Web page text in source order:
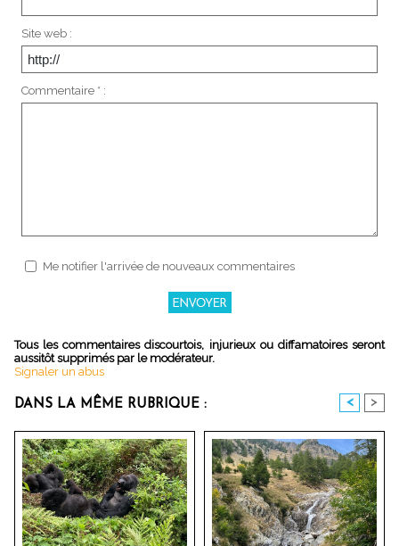
Site web :
Commentaire * :
Me notifier l'arrivée de nouveaux commentaires
Tous les commentaires discourtois, injurieux ou diffamatoires seront
aussitôt supprimés par le modérateur.
Signaler un abus
DANS LA MÊME RUBRIQUE : < >